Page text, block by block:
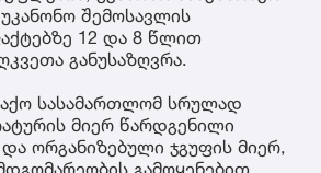
შემოსავლის
12 და 8 წლით
განუსაზღვრა.
სასამართლომ სრულად
მიერ წარდგენილი
ორგანიზებული ჯგუფის მიერ,
გამოყენებით,